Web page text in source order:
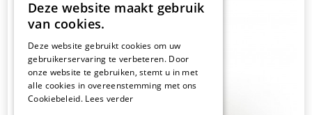
Deze website maakt gebruik
van cookies.
Deze website gebruikt cookies om uw
gebruikerservaring te verbeteren. Door
onze website te gebruiken, stemt u in met
alle cookies in overeenstemming met ons
Cookiebeleid. Lees verder